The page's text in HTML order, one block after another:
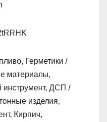
Герметики /
материалы,
ДСП /
изделия,
Кирпич,